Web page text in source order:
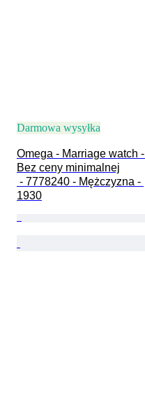
Darmowa wysyłka
Omega - Marriage watch -
Bez ceny minimalnej
1930